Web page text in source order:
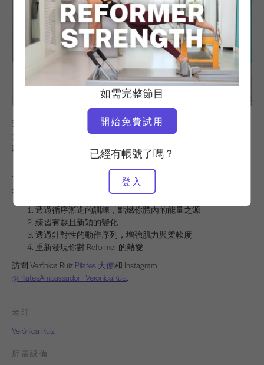
如需完整節目
開始免費試用
已經有帳號了嗎？
登入
透過「
」系列課程，讓您的身體煥發活力。這套
共六堂課的系列課程，訓練難度逐堂遞增，旨在強化深層核心肌
群，同時Pilates 柔軟度與控制力。在每堂課中，維羅妮卡
（Verónica）將透過充滿樂趣的變體動作，讓經典動作序列煥發新
意，助您點燃體內的能量核心。
在本系列中，您將會
透過循序漸進的訓練，點燃你體內的能量之源
練習有趣且新穎的變化
透過針對性的動作序列，增強肌力與柔軟度
重新發現你對 Reformer 的熱愛
訪問 Verónica Ruiz Pilates 大使和 Instagram
@PilatesAmbassador_VeronicaRuiz.
老師
Verónica Ruiz
所需設備